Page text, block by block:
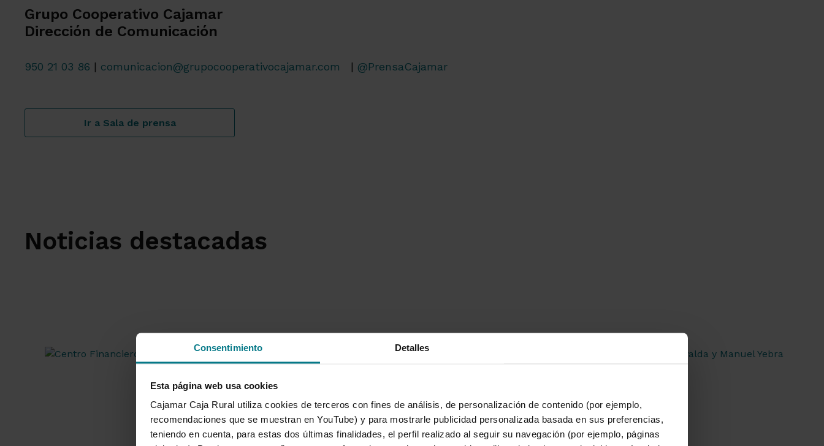
Consentimiento Detalles
Esta página web usa cookies
Cajamar Caja Rural utiliza cookies de terceros con fines de análisis, de personalización de contenido (por ejemplo,
recomendaciones que se muestran en YouTube) y para mostrarle publicidad personalizada basada en sus preferencias,
teniendo en cuenta, para estas dos últimas finalidades, el perfil realizado al seguir su navegación (por ejemplo, páginas
Grupo Cooperativo Cajamar
Dirección de Comunicación
950 21 03 86 | comunicacion@grupocooperativocajamar.com | @PrensaCajamar
Ir a Sala de prensa
Noticias destacadas